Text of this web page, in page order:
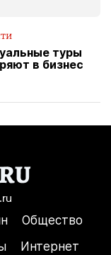
туры
в бизнес
Общество
Интернет